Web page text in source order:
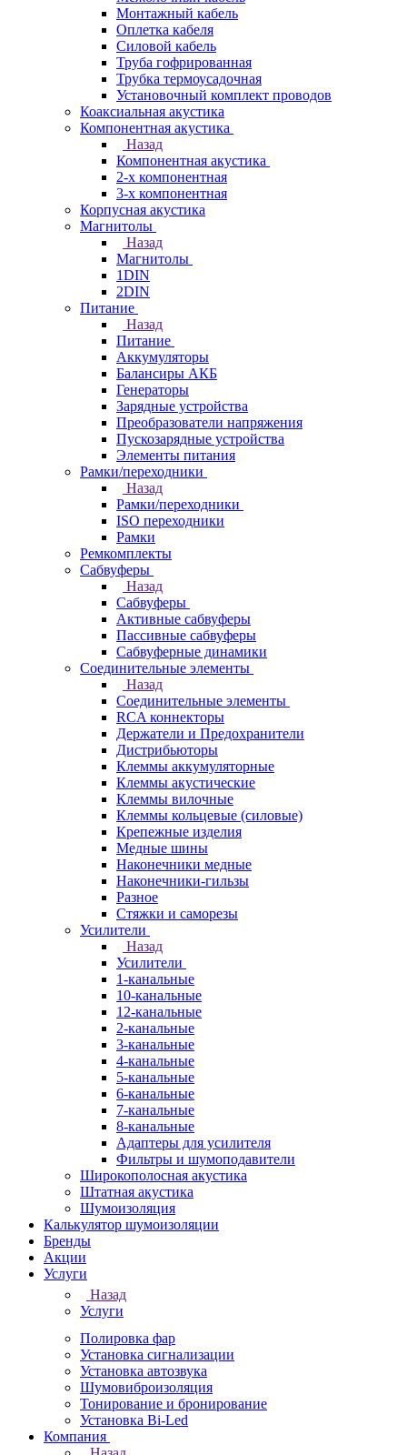
Монтажный кабель
Оплетка кабеля
Силовой кабель
Труба гофрированная
Трубка термоусадочная
Установочный комплект проводов
Коаксиальная акустика
Компонентная акустика
Назад
Компонентная акустика
2-х компонентная
3-х компонентная
Корпусная акустика
Магнитолы
Назад
Магнитолы
1DIN
2DIN
Питание
Назад
Питание
Аккумуляторы
Балансиры АКБ
Генераторы
Зарядные устройства
Преобразователи напряжения
Пускозарядные устройства
Элементы питания
Рамки/переходники
Назад
Рамки/переходники
ISO переходники
Рамки
Ремкомплекты
Сабвуферы
Назад
Сабвуферы
Активные сабвуферы
Пассивные сабвуферы
Сабвуферные динамики
Соединительные элементы
Назад
Соединительные элементы
RCA коннекторы
Держатели и Предохранители
Дистрибьюторы
Клеммы аккумуляторные
Клеммы акустические
Клеммы вилочные
Клеммы кольцевые (силовые)
Крепежные изделия
Медные шины
Наконечники медные
Наконечники-гильзы
Разное
Стяжки и саморезы
Усилители
Назад
Усилители
1-канальные
10-канальные
12-канальные
2-канальные
3-канальные
4-канальные
5-канальные
6-канальные
7-канальные
8-канальные
Адаптеры для усилителя
Фильтры и шумоподавители
Широкополосная акустика
Штатная акустика
Шумоизоляция
Калькулятор шумоизоляции
Бренды
Акции
Услуги
Назад
Услуги
Полировка фар
Установка сигнализации
Установка автозвука
Шумовиброизоляция
Тонирование и бронирование
Установка Bi-Led
Компания